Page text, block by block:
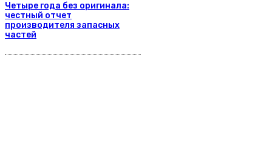
Четыре года без оригинала:
честный отчет
производителя запасных
частей